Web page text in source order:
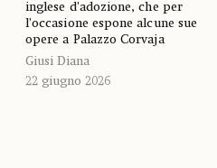
inglese d’adozione, che per
l’occasione espone alcune sue
opere a Palazzo Corvaja
Giusi Diana
22 giugno 2026